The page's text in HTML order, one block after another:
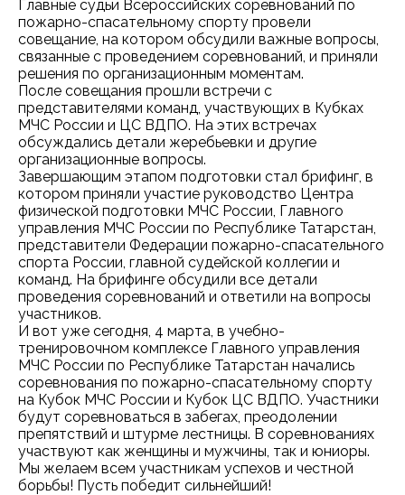
Главные судьи Всероссийских соревнований по
пожарно-спасательному спорту провели
совещание, на котором обсудили важные вопросы,
связанные с проведением соревнований, и приняли
решения по организационным моментам.
После совещания прошли встречи с
представителями команд, участвующих в Кубках
МЧС России и ЦС ВДПО. На этих встречах
обсуждались детали жеребьевки и другие
организационные вопросы.
Завершающим этапом подготовки стал брифинг, в
котором приняли участие руководство Центра
физической подготовки МЧС России, Главного
управления МЧС России по Республике Татарстан,
представители Федерации пожарно-спасательного
спорта России, главной судейской коллегии и
команд. На брифинге обсудили все детали
проведения соревнований и ответили на вопросы
участников.
И вот уже сегодня, 4 марта, в учебно-
тренировочном комплексе Главного управления
МЧС России по Республике Татарстан начались
соревнования по пожарно-спасательному спорту
на Кубок МЧС России и Кубок ЦС ВДПО. Участники
будут соревноваться в забегах, преодолении
препятствий и штурме лестницы. В соревнованиях
участвуют как женщины и мужчины, так и юниоры.
Мы желаем всем участникам успехов и честной
борьбы! Пусть победит сильнейший!